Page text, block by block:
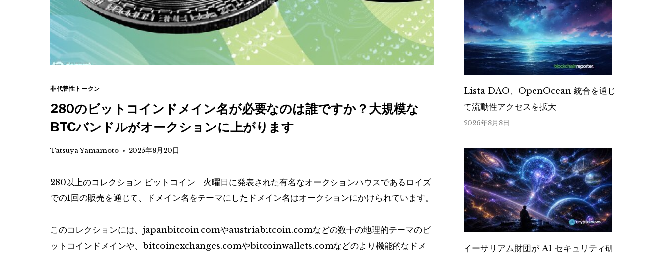
非代替性トークン
280のビットコインドメイン名が必要なのは誰ですか？大規模な
BTCバンドルがオークションに上がります
Tatsuya Yamamoto 2025年8月20日
280以上のコレクション ビットコイン– 火曜日に発表された有名なオークションハウスであるロイズ
での1回の販売を通じて、ドメイン名をテーマにしたドメイン名はオークションにかけられています。
このコレクションには、japanbitcoin.comやaustriabitcoin.comなどの数十の地理的テーマのビ
ットコインドメインや、bitcoinexchanges.comやbitcoinwallets.comなどのより機能的なドメ
Lista DAO、OpenOcean 統合を通じ
て流動性アクセスを拡大
2026年8月8日
イーサリアム財団が AI セキュリティ研